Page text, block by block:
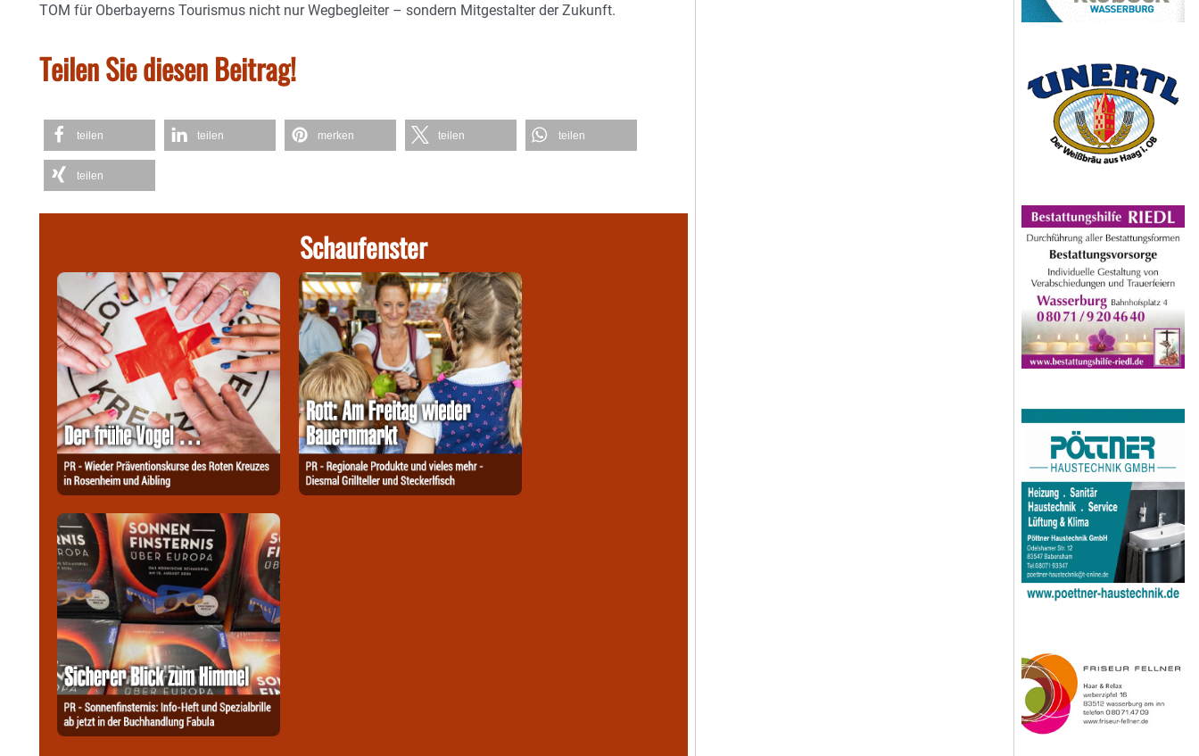
TOM für Oberbayerns Tourismus nicht nur Wegbegleiter – sondern Mitgestalter der Zukunft.
Teilen Sie diesen Beitrag!
teilen teilen merken teilen teilen
teilen
Schaufenster